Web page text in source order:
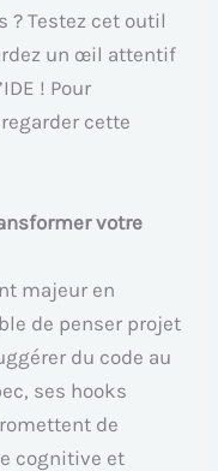
? Testez cet outil
un œil attentif
! Pour
cette
votre
majeur en
de penser projet
du code au
ses hooks
de
cognitive et